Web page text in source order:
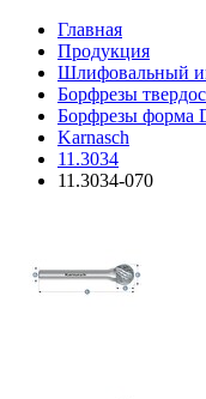
Главная
Продукция
Шлифовальный
Борфрезы
Борфрезы форма
Karnasch
11.3034
11.3034-070